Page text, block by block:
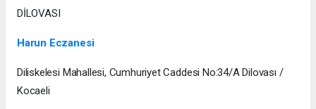
DİLOVASI
Harun Eczanesi
Diliskelesi Mahallesi, Cumhuriyet Caddesi No:34/A Dilovası /
Kocaeli